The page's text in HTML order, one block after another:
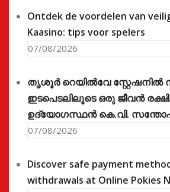
Ontdek de voordelen van
Kaasino: tips voor spelers
07/08/2026
തൃശൂർ റെയിൽവേ
ഇടപെടലിലൂടെ ഒരു ജീവൻ
ഉദ്യോഗസ്ഥൻ കെ.വി.
07/08/2026
Discover safe payment
withdrawals at Online Pokies